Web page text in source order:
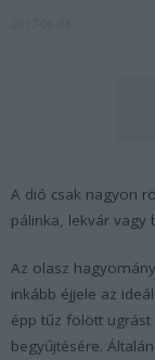
A dió csak nagyon
pálinka, lekvár vagy
Az olasz
inkább éjjele az
épp tűz fölött
begyűjtésére.